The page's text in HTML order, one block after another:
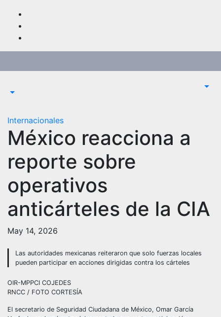
contenido
Internacionales
México reacciona a
reporte sobre
operativos
anticárteles de la CIA
May 14, 2026
Las autoridades mexicanas reiteraron que solo fuerzas locales
pueden participar en acciones dirigidas contra los cárteles
OIR-MPPCI COJEDES
RNCC / FOTO CORTESÍA
El secretario de Seguridad Ciudadana de México, Omar García